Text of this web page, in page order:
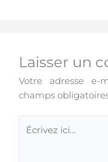
Laisser un
Votre adresse e-
champs